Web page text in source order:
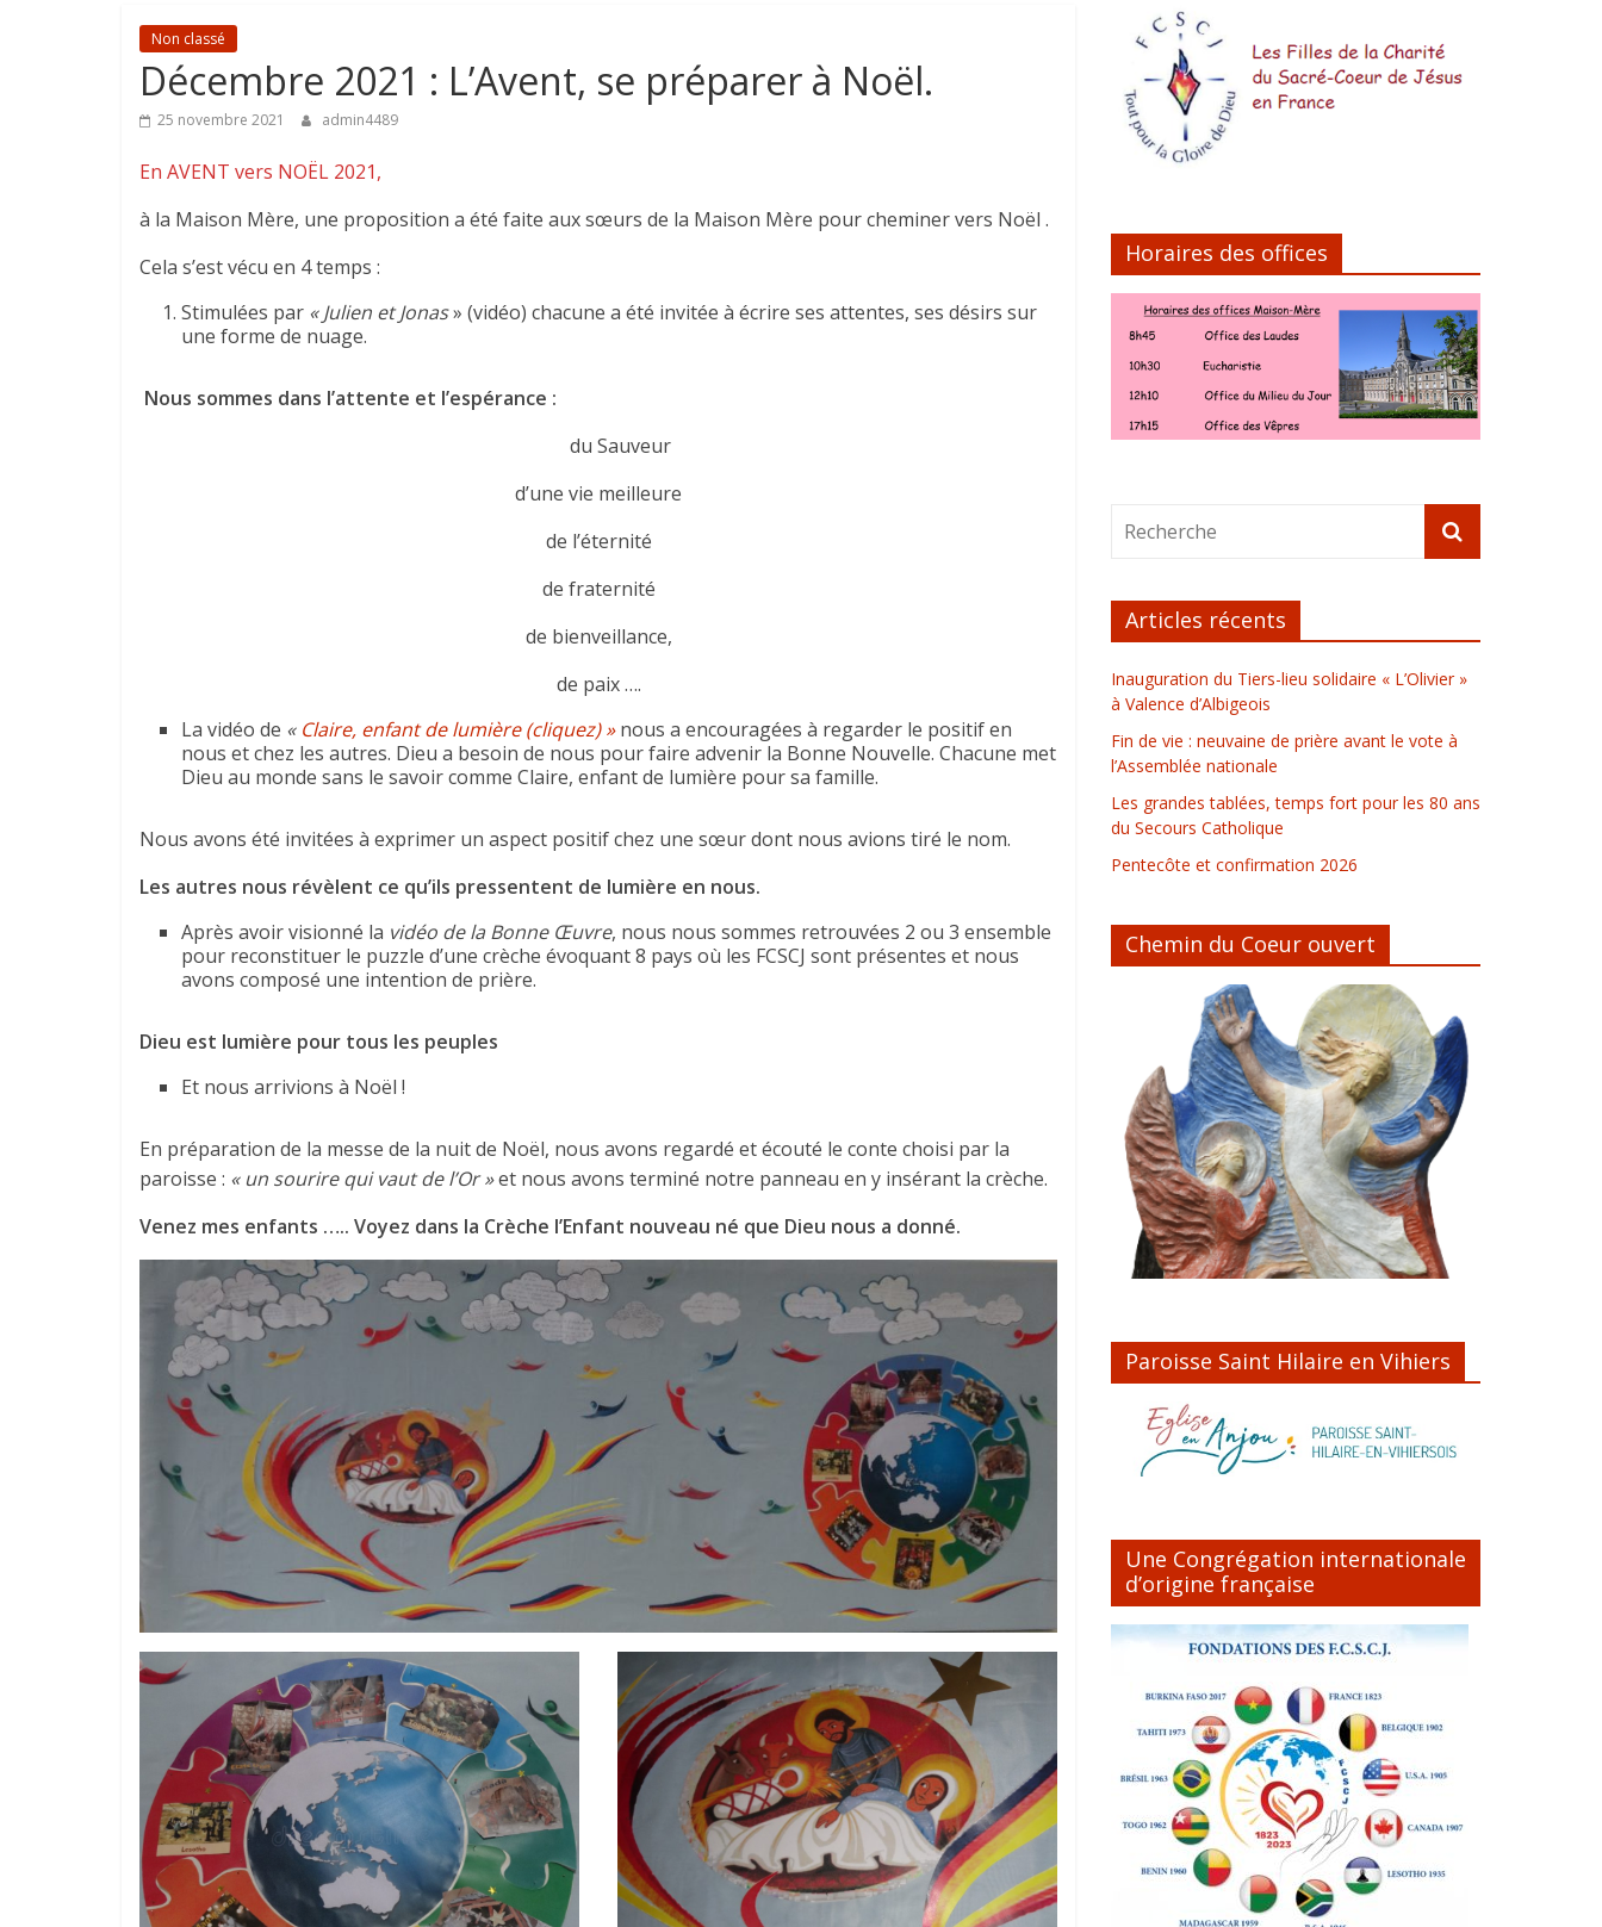
Non classé
Décembre 2021 : L’Avent, se préparer à Noël.
25 novembre 2021 admin4489
En AVENT vers NOËL 2021,
à la Maison Mère, une proposition a été faite aux sœurs de la Maison Mère pour cheminer vers Noël .
Cela s’est vécu en 4 temps :
Stimulées par « Julien et Jonas» (vidéo) chacune a été invitée à écrire ses attentes, ses désirs sur
une forme de nuage.
Nous sommes dans l’attente et l’espérance :
du Sauveur
d’une vie meilleure
de l’éternité
de fraternité
de bienveillance,
de paix ….
La vidéo de « Claire, enfant de lumière (cliquez) » nous a encouragées à regarder le positif en
nous et chez les autres. Dieu a besoin de nous pour faire advenir la Bonne Nouvelle. Chacune met
Dieu au monde sans le savoir comme Claire, enfant de lumière pour sa famille.
Nous avons été invitées à exprimer un aspect positif chez une sœur dont nous avions tiré le nom.
Les autres nous révèlent ce qu’ils pressentent de lumière en nous.
Après avoir visionné la vidéo de la Bonne Œuvre, nous nous sommes retrouvées 2 ou 3 ensemble
pour reconstituer le puzzle d’une crèche évoquant 8 pays où les FCSCJ sont présentes et nous
avons composé une intention de prière.
Dieu est lumière pour tous les peuples
Et nous arrivions à Noël !
En préparation de la messe de la nuit de Noël, nous avons regardé et écouté le conte choisi par la
paroisse : « un sourire qui vaut de l’Or »et nous avons terminé notre panneau en y insérant la crèche.
Venez mes enfants ….. Voyez dans la Crèche l’Enfant nouveau né que Dieu nous a donné.
Horaires des offices
Articles récents
Inauguration du Tiers-lieu solidaire « L’Olivier »
à Valence d’Albigeois
Fin de vie : neuvaine de prière avant le vote à
l’Assemblée nationale
Les grandes tablées, temps fort pour les 80 ans
du Secours Catholique
Pentecôte et confirmation 2026
Chemin du Coeur ouvert
Paroisse Saint Hilaire en Vihiers
Une Congrégation internationale
d’origine française